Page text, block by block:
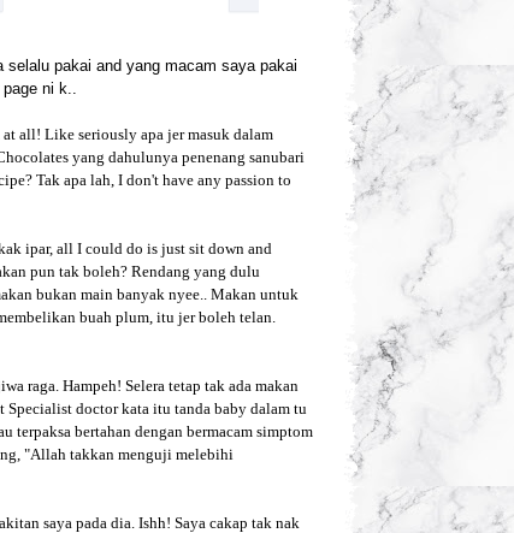
pakai and yang macam saya pakai
ni k..
all! Like seriously apa jer masuk dalam
yang dahulunya penenang sanubari
Tak apa lah, I don't have any passion to
ipar, all I could do is just sit down and
pun tak boleh? Rendang yang dulu
bukan main banyak nyee.. Makan untuk
buah plum, itu jer boleh telan.
raga. Hampeh! Selera tetap tak ada makan
doctor kata itu tanda baby dalam tu
terpaksa bertahan dengan bermacam simptom
"Allah takkan menguji melebihi
saya pada dia. Ishh! Saya cakap tak nak